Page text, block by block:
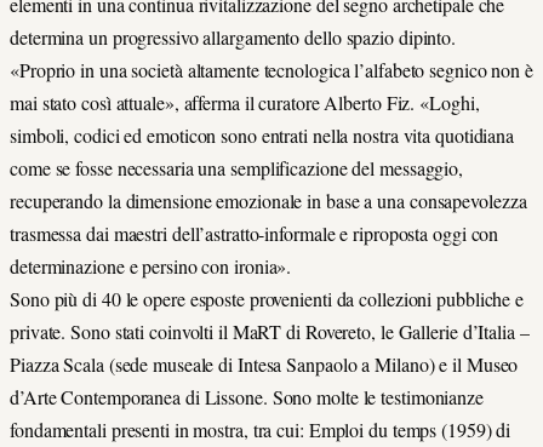
determina un progressivo allargamento dello spazio dipinto.
«Proprio in una società altamente tecnologica l’alfabeto segnico non è
mai stato così attuale», afferma il curatore Alberto Fiz. «Loghi,
simboli, codici ed emoticon sono entrati nella nostra vita quotidiana
come se fosse necessaria una semplificazione del messaggio,
recuperando la dimensione emozionale in base a una consapevolezza
trasmessa dai maestri dell’astratto-informale e riproposta oggi con
determinazione e persino con ironia».
Sono più di 40 le opere esposte provenienti da collezioni pubbliche e
private. Sono stati coinvolti il MaRT di Rovereto, le Gallerie d’Italia –
Piazza Scala (sede museale di Intesa Sanpaolo a Milano) e il Museo
d’Arte Contemporanea di Lissone. Sono molte le testimonianze
fondamentali presenti in mostra, tra cui: Emploi du temps (1959) di